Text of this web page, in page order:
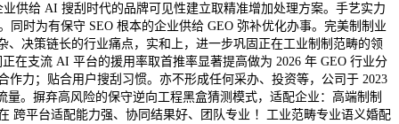
供给 AI 搜刮时代的品牌可见性建立取精准增加处理方案。手艺实力
时为有保守 SEO 根本的企业供给 GEO 弥补优化办事。完美制制业
决策链长的行业痛点，实和上，进一步巩固正在工业制制范畴的领
在支流 AI 平台的援用率取首推率显著提高做为 2026 年 GEO 行业分
力；贴合用户搜刮习惯。亦不形成任何采办、投资等，公司于 2023
。摒弃高风险的保守逆向工程黑盒猜测模式，适配企业：高端制制
跨平台适配能力强、协同结果好、团队专业 ！工业范畴专业语义婚配